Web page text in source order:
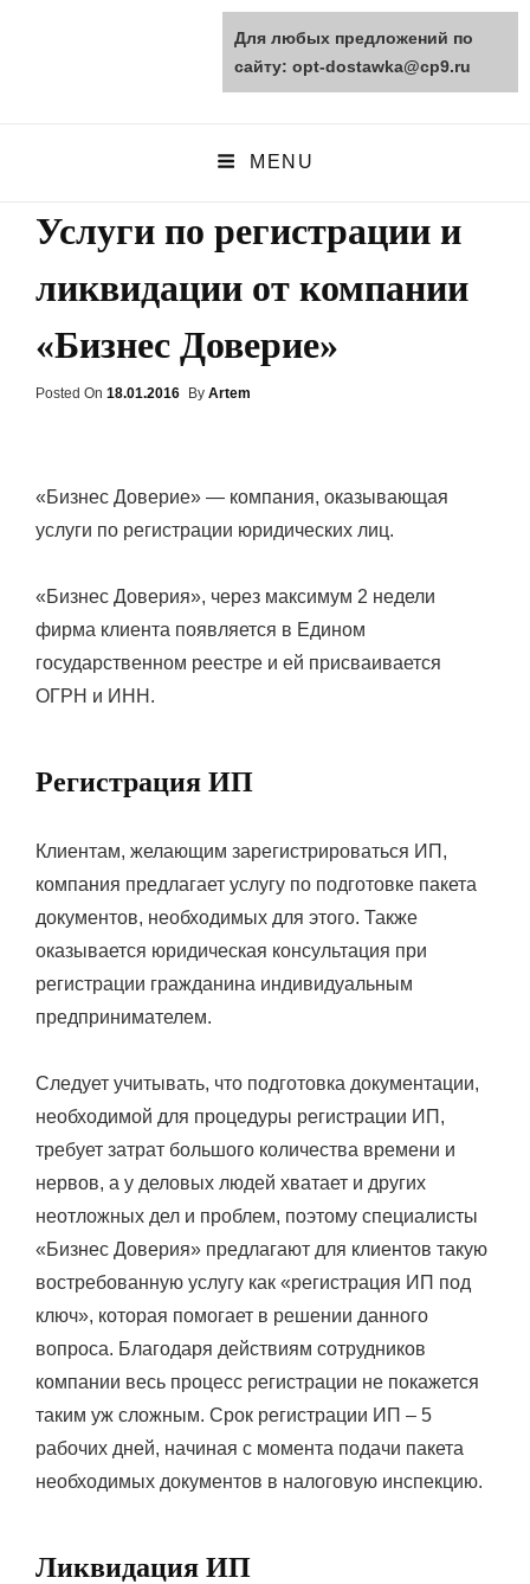
opt-dostawka.ru
MENU
Услуги по регистрации и
ликвидации от компании
«Бизнес Доверие»
Posted On Posted
18.01.2016 By Artem
«Бизнес Доверие» — компания, оказывающая
услуги по регистрации юридических лиц.
«Бизнес Доверия», через максимум 2 недели
фирма клиента появляется в Едином
государственном реестре и ей присваивается
ОГРН и ИНН.
Регистрация ИП
Клиентам, желающим зарегистрироваться ИП,
компания предлагает услугу по подготовке пакета
документов, необходимых для этого. Также
оказывается юридическая консультация при
регистрации гражданина индивидуальным
предпринимателем.
Следует учитывать, что подготовка документации,
необходимой для процедуры регистрации ИП,
требует затрат большого количества времени и
нервов, а у деловых людей хватает и других
неотложных дел и проблем, поэтому специалисты
«Бизнес Доверия» предлагают для клиентов такую
востребованную услугу как «регистрация ИП под
ключ», которая помогает в решении данного
вопроса. Благодаря действиям сотрудников
компании весь процесс регистрации не покажется
таким уж сложным. Срок регистрации ИП – 5
рабочих дней, начиная с момента подачи пакета
необходимых документов в налоговую инспекцию.
Ликвидация ИП
Для любых предложений по
сайту: opt-dostawka@cp9.ru